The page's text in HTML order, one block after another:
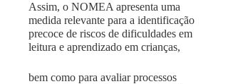
Assim, o NOMEA apresenta uma
medida relevante para a identifi­cação
precoce de riscos de di­ficuldades em
leitura e aprendizado em crianças,
bem como para avaliar processos